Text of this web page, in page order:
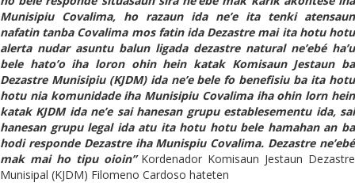
Munisipiu Covalima, ho razaun ida ne’e ita tenki atensaun
nafatin tanba Covalima mos fatin ida Dezastre mai ita hotu hotu
alerta nudar asuntu balun ligada dezastre natural ne’ebé ha’u
bele hato’o iha loron ohin hein katak Komisaun Jestaun ba
Dezastre Munisipiu (KJDM) ida ne’e bele fo benefisiu ba ita hotu
hotu nia komunidade iha Munisipiu Covalima iha ohin lorn hein
katak KJDM ida ne’e sai hanesan grupu establesementu ida, sai
hanesan grupu legal ida atu ita hotu hotu bele hamahan an ba
hodi responde Dezastre iha Munispiu Covalima. Dezastre ne’ebé
mak mai ho tipu oioin”Kordenador Komisaun Jestaun Dezastre
Munisipal (KJDM) Filomeno Cardoso hateten